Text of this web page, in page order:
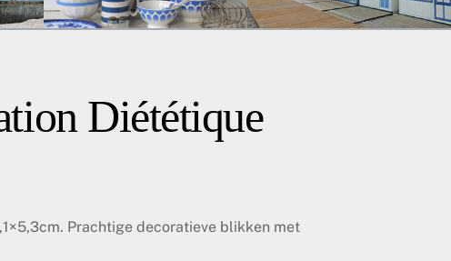
Diététique
Prachtige decoratieve blikken met